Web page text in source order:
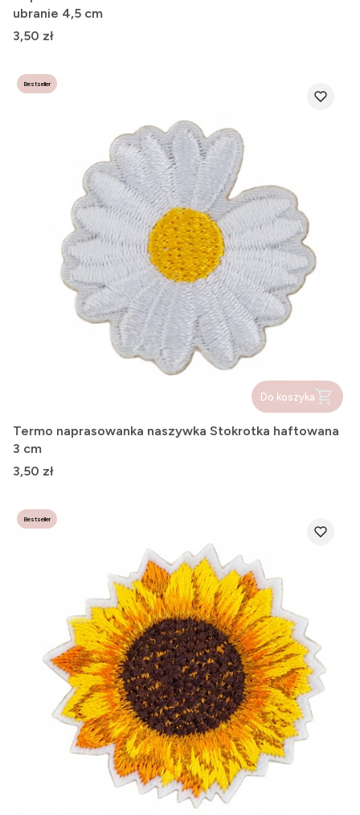
ubranie 4,5 cm
Cena
3,50 zł
Bestseller
Do koszyka
Termo naprasowanka naszywka Stokrotka haftowana
3 cm
Cena
3,50 zł
Bestseller